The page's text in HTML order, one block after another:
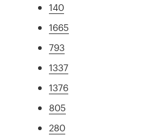
140
1665
793
1337
1376
805
280